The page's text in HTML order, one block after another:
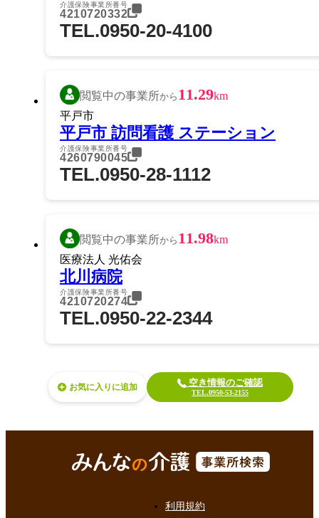
介護保険事業所番号
4210720332
TEL.0950-20-4100
閲覧中の事業所から 11.29km
平戸市
平戸市 訪問看護 ステーション
介護保険事業所番号
4260790045
TEL.0950-28-1112
閲覧中の事業所から 11.98km
医療法人 光佑会
北川病院
介護保険事業所番号
4210720274
TEL.0950-22-2344
お気に入り 空き情報のご確認
TEL.0950-53-2155
利用規約